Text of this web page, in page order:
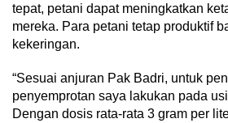
tepat, petani dapat meningkatkan
mereka. Para petani tetap produktif
kekeringan.
“Sesuai anjuran Pak Badri, untuk
penyemprotan saya lakukan pada
Dengan dosis rata-rata 3 gram per